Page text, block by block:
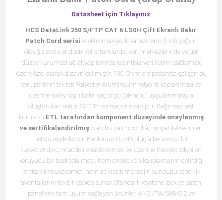
Datasheet için Tıklayınız
HCS DataLink 250 S/FTP CAT 6 LS0H Çift Ekranlı Bakır
Patch Cord serisi, elektromanyetik parazitlerin (EMI) yoğun
olduğu zorlu endüstriyel ortamlarda, veri merkezlerinde ve üst
düzey kurumsal ağ altyapılarında kesintisiz veri iletimi sağlamak
üzere özel olarak dizayn edilmiştir. 100 Ohm empedansta çalışan bu
seri, perlerin tek tek Polyester-Alüminyum folyo ile kaplanması ve
üzerine kalay kaplı bakır saç örgü (blendaj) uygulanmasıyla
oluşturulan üstün S/FTP mimarisine sahiptir. Bağımsız test
kuruluşu ETL tarafından komponent düzeyinde onaylanmış
ve sertifikalandırılmışolan bu patch cordlar, sinyal kalitesini en
üst düzeyde korur. Kablonun RJ-45 plug’a benzersiz bir
kuvvetlendirici madde ile sabitlenmesi ve üzerine hareket edebilen
koruyucu bir boot takılması, hem enjeksiyon kalıplamanın getirdiği
mekanik mukavemeti hem de klasik montajın sunduğu esneklik
avantajlarını tek bir yapıda sunar. Standart keystone jack ve patch
panellerle tam uyum sağlayan ürünler, ANSI/TIA/568-C.2 ve